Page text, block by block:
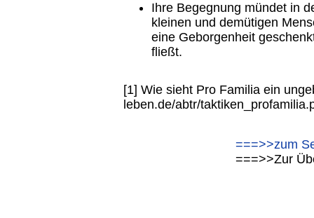
Ihre Begegnung mündet in
kleinen und demütigen
eine Geborgenheit
fließt.
[1] Wie sieht Pro Familia ein
leben.de/abtr/
===>>zum
===>>Zur